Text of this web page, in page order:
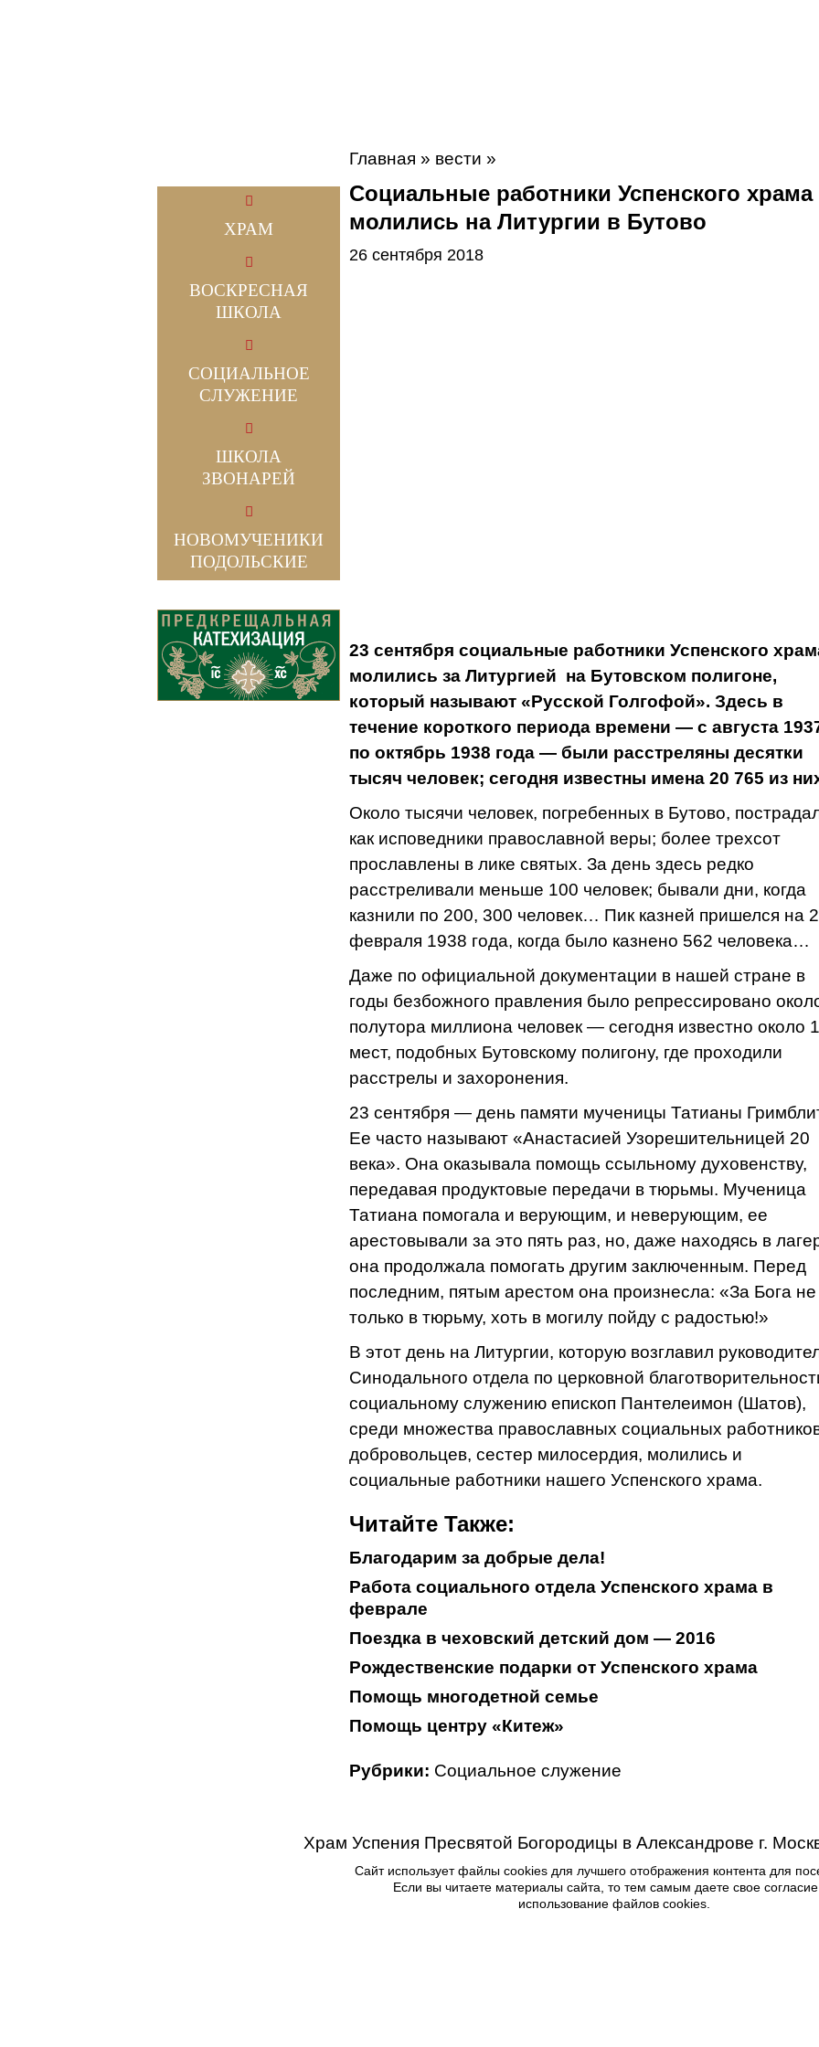
ХРАМ
ВОСКРЕСНАЯ
ШКОЛА
СОЦИАЛЬНОЕ
СЛУЖЕНИЕ
ШКОЛА
ЗВОНАРЕЙ
НОВОМУЧЕНИКИ
ПОДОЛЬСКИЕ
Главная » вести »
Социальные работники Успенского храма
молились на Литургии в Бутово
26 сентября 2018
23 сентября социальные работники Успенского
молились за Литургией на Бутовском полигоне,
который называют «Русской Голгофой». Здесь в
течение короткого периода времени — с августа
по октябрь 1938 года — были расстреляны десятки
тысяч человек; сегодня известны имена 20 765 из
Около тысячи человек, погребенных в Бутово,
как исповедники православной веры; более трехсот
прославлены в лике святых. За день здесь редко
расстреливали меньше 100 человек; бывали дни, когда
казнили по 200, 300 человек… Пик казней пришелся на
февраля 1938 года, когда было казнено 562 человека…
Даже по официальной документации в нашей стране в
годы безбожного правления было репрессировано
полутора миллиона человек — сегодня известно около
мест, подобных Бутовскому полигону, где проходили
расстрелы и захоронения.
23 сентября — день памяти мученицы Татианы
Ее часто называют «Анастасией Узорешительницей 20
века». Она оказывала помощь ссыльному духовенству,
передавая продуктовые передачи в тюрьмы. Мученица
Татиана помогала и верующим, и неверующим, ее
арестовывали за это пять раз, но, даже находясь в
она продолжала помогать другим заключенным. Перед
последним, пятым арестом она произнесла: «За Бога не
только в тюрьму, хоть в могилу пойду с радостью!»
В этот день на Литургии, которую возглавил
Синодального отдела по церковной
социальному служению епископ Пантелеимон (Шатов),
среди множества православных социальных
добровольцев, сестер милосердия, молились и
социальные работники нашего Успенского храма.
Читайте Также:
Благодарим за добрые дела!
Работа социального отдела Успенского храма в
феврале
Поездка в чеховский детский дом — 2016
Рождественские подарки от Успенского храма
Помощь многодетной семье
Помощь центру «Китеж»
Рубрики: Социальное служение
Храм Успения Пресвятой Богородицы в Александрове г.
Сайт использует файлы cookies для лучшего отображения контента для
Если вы читаете материалы сайта, то тем самым даете свое
использование файлов cookies.